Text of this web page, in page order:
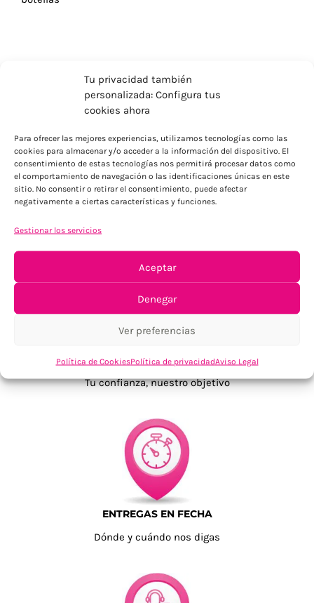
Tu privacidad también
personalizada: Configura tus
cookies ahora
Para ofrecer las mejores experiencias, utilizamos tecnologías como las
cookies para almacenar y/o acceder a la información del dispositivo. El
consentimiento de estas tecnologías nos permitirá procesar datos como
el comportamiento de navegación o las identificaciones únicas en este
sitio. No consentir o retirar el consentimiento, puede afectar
negativamente a ciertas características y funciones.
Gestionar los servicios
Aceptar
Denegar
Ver preferencias
Política de CookiesPolítica de privacidadAviso Legal
ENVÍOS ECONÓMICOS
Para Península, resto consultar
TU SATISFACCIÓN = LA NUESTRA
Tu confianza, nuestro objetivo
ENTREGAS EN FECHA
Dónde y cuándo nos digas